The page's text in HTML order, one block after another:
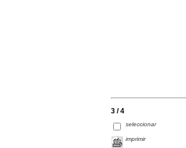
3 / 4
seleccionar
imprimir